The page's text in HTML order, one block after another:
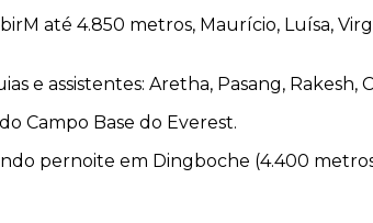
até 4.850 metros, Maurício, Luísa,
e assistentes: Aretha, Pasang, Rakesh,
Campo Base do Everest.
pernoite em Dingboche (4.400